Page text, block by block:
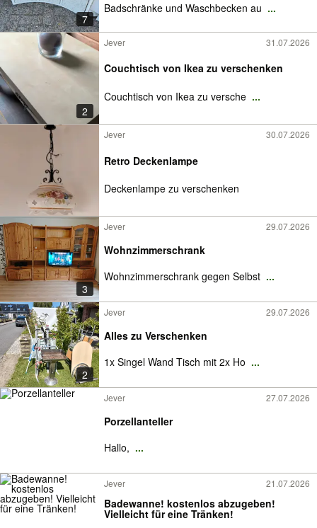
7
Badschränke und Waschbecken au ...
2
Jever 31.07.2026
Couchtisch von Ikea zu verschenken
Couchtisch von Ikea zu versche ...
Jever 30.07.2026
Retro Deckenlampe
Deckenlampe zu verschenken
3
Jever 29.07.2026
Wohnzimmerschrank
Wohnzimmerschrank gegen Selbst ...
2
Jever 29.07.2026
Alles zu Verschenken
1x Singel Wand Tisch mit 2x Ho ...
Jever 27.07.2026
Porzellanteller
Hallo, ...
Jever 21.07.2026
Badewanne! kostenlos abzugeben!
Vielleicht für eine Tränken!